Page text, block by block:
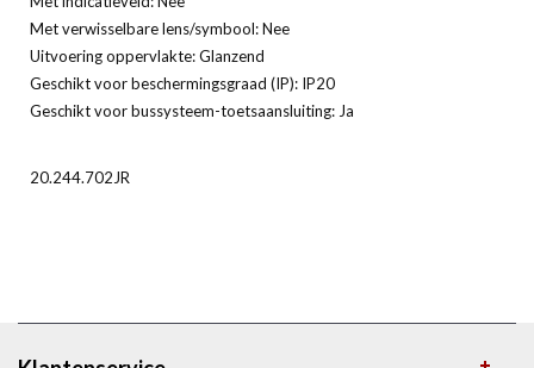
Met verwisselbare lens/symbool: Nee
Uitvoering oppervlakte: Glanzend
Geschikt voor beschermingsgraad (IP): IP20
Geschikt voor bussysteem-toetsaansluiting: Ja
20.244.702JR